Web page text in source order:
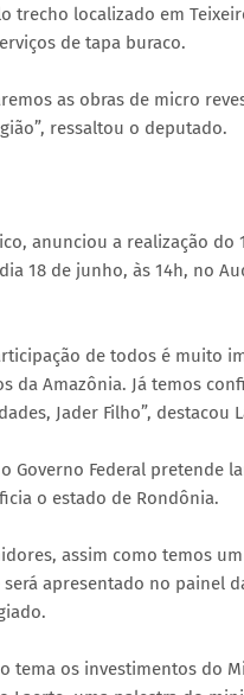
trecho localizado em
de tapa buraco.
as obras de micro
ressaltou o deputado.
anunciou a realização do
18 de junho, às 14h, no
de todos é muito
da Amazônia. Já temos
Jader Filho”, destacou
Governo Federal pretende
o estado de Rondônia.
assim como temos
apresentado no painel
tema os investimentos do